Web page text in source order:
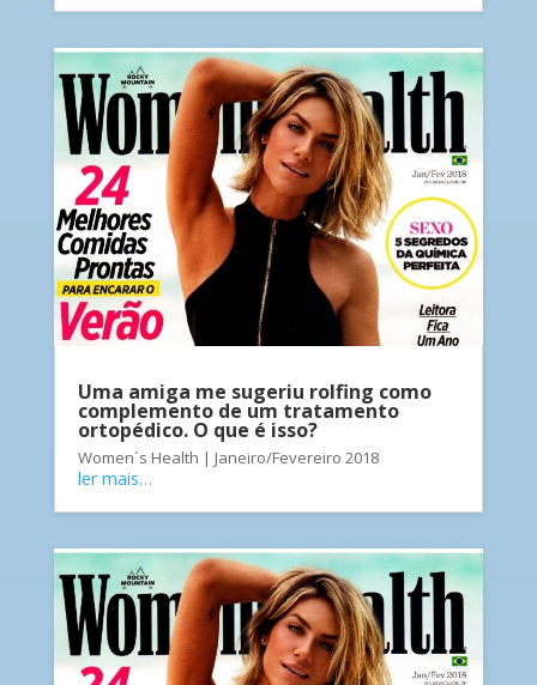
Uma amiga me sugeriu rolfing como
complemento de um tratamento
ortopédico. O que é isso?
Women´s Health | Janeiro/Fevereiro 2018
ler mais…